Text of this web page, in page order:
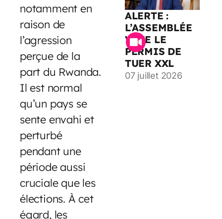
notamment en
raison de
l’agression
perçue de la
part du Rwanda.
Il est normal
qu’un pays se
sente envahi et
perturbé
pendant une
période aussi
cruciale que les
élections. À cet
égard, les
ALERTE :
L’ASSEMBLÉE
VOTE LE
PERMIS DE
TUER XXL
07 juillet 2026